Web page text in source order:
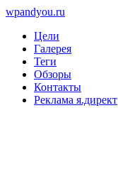
wpandyou.ru
Цели
Галерея
Теги
Обзоры
Контакты
Реклама я.директ